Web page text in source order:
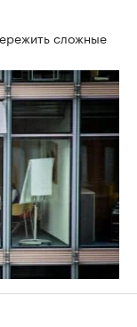
сложные